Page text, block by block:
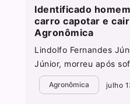
Identificado
carro capotar e
Agronômica
Lindolfo Fernandes
Júnior, morreu após
Agronômica julho